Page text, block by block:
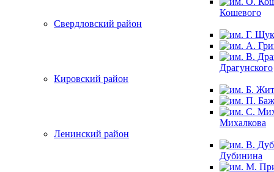
Кошевого
Свердловский район
Драгунского
Кировский район
Михалкова
Ленинский район
Дубинина